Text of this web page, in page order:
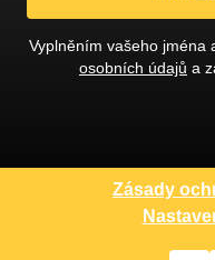
Vyplněním vašeho jména
osobních údajů a
Zásady